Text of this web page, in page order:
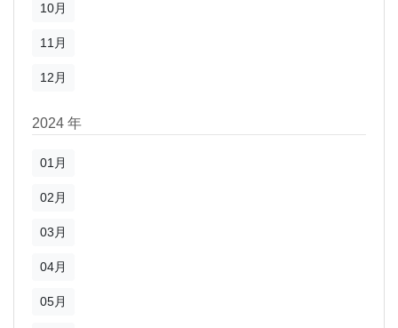
10月
11月
12月
2024 年
01月
02月
03月
04月
05月